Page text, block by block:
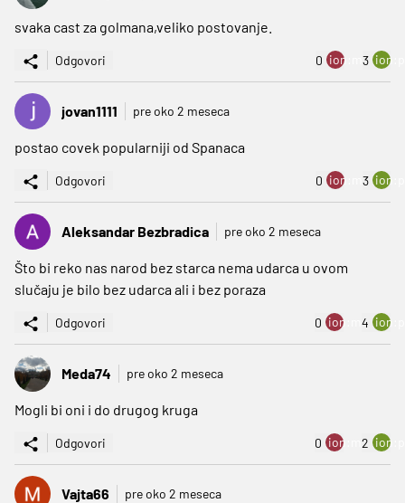
svaka cast za golmana,veliko postovanje.
Odgovori 0 ion:minus
3
jovan1111 pre oko 2 meseca
postao covek popularniji od Spanaca
Odgovori 0 ion:minus
3
Aleksandar Bezbradica pre oko 2 meseca
Što bi reko nas narod bez starca nema udarca u ovom
slučaju je bilo bez udarca ali i bez poraza
Odgovori 0 ion:minus
4
Meda74 pre oko 2 meseca
Mogli bi oni i do drugog kruga
Odgovori 0 ion:minus
2
Vajta66 pre oko 2 meseca